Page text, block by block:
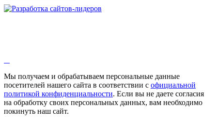
Мы получаем и обрабатываем персональные данные
посетителей нашего сайта в соответствии с официальной
политикой конфиденциальности. Если вы не даете согласия
на обработку своих персональных данных, вам необходимо
покинуть наш сайт.